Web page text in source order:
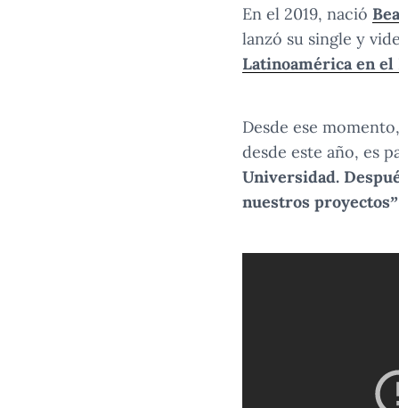
En el 2019, nació
lanzó su single y
Latinoamérica en
Desde ese
desde este año, es
Universidad.
nuestros proyectos”